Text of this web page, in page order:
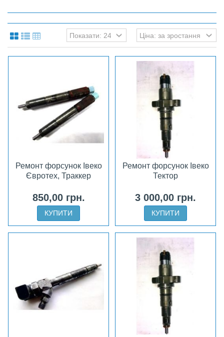
Ремонт форсунок Івеко
Євротех, Траккер
850,00 грн.
КУПИТИ
Ремонт форсунок Івеко
Тектор
3 000,00 грн.
КУПИТИ